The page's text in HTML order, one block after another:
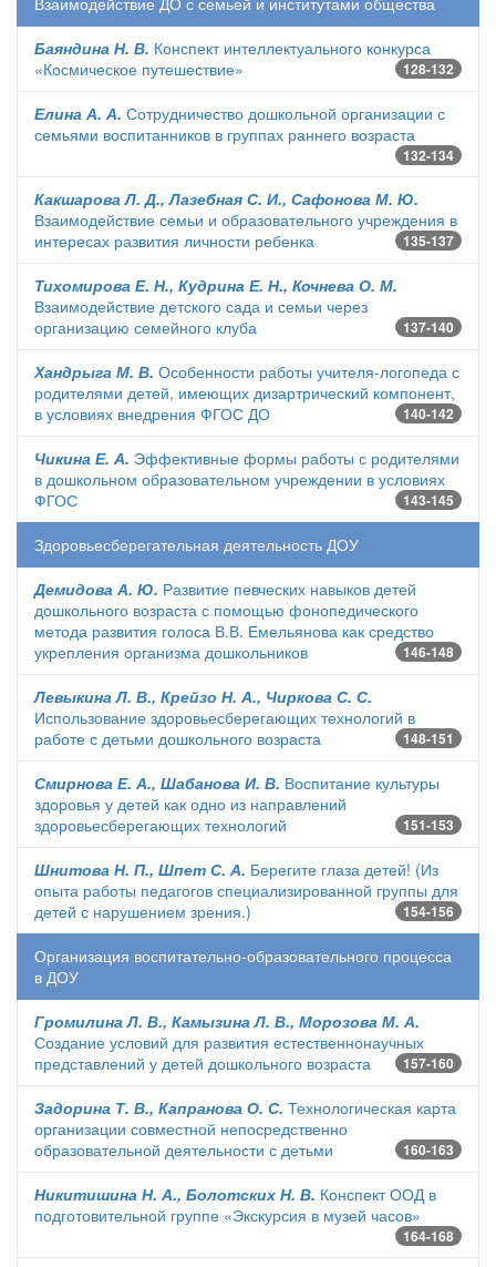
Баяндина Н. В. Конспект интеллектуального конкурса
«Космическое путешествие»
128-132
Елина А. А. Сотрудничество дошкольной организации с
семьями воспитанников в группах раннего возраста
132-134
Какшарова Л. Д., Лазебная С. И., Сафонова М. Ю.
Взаимодействие семьи и образовательного учреждения в
интересах развития личности ребенка
135-137
Тихомирова Е. Н., Кудрина Е. Н., Кочнева О. М.
Взаимодействие детского сада и семьи через
организацию семейного клуба
137-140
Хандрыга М. В. Особенности работы учителя-логопеда с
родителями детей, имеющих дизартрический компонент,
в условиях внедрения ФГОС ДО
140-142
Чикина Е. А. Эффективные формы работы с родителями
в дошкольном образовательном учреждении в условиях
ФГОС
143-145
Здоровьесберегательная деятельность ДОУ
Демидова А. Ю. Развитие певческих навыков детей
дошкольного возраста с помощью фонопедического
метода развития голоса В.В. Емельянова как средство
укрепления организма дошкольников
146-148
Левыкина Л. В., Крейзо Н. А., Чиркова С. С.
Использование здоровьесберегающих технологий в
работе с детьми дошкольного возраста
148-151
Смирнова Е. А., Шабанова И. В. Воспитание культуры
здоровья у детей как одно из направлений
здоровьесберегающих технологий
151-153
Шнитова Н. П., Шпет С. А. Берегите глаза детей! (Из
опыта работы педагогов специализированной группы для
детей с нарушением зрения.)
154-156
Организация воспитательно-образовательного процесса
в ДОУ
Громилина Л. В., Камызина Л. В., Морозова М. А.
Создание условий для развития естественнонаучных
представлений у детей дошкольного возраста
157-160
Задорина Т. В., Капранова О. С. Технологическая карта
организации совместной непосредственно
образовательной деятельности с детьми
160-163
Никитишина Н. А., Болотских Н. В. Конспект ООД в
подготовительной группе «Экскурсия в музей часов»
164-168